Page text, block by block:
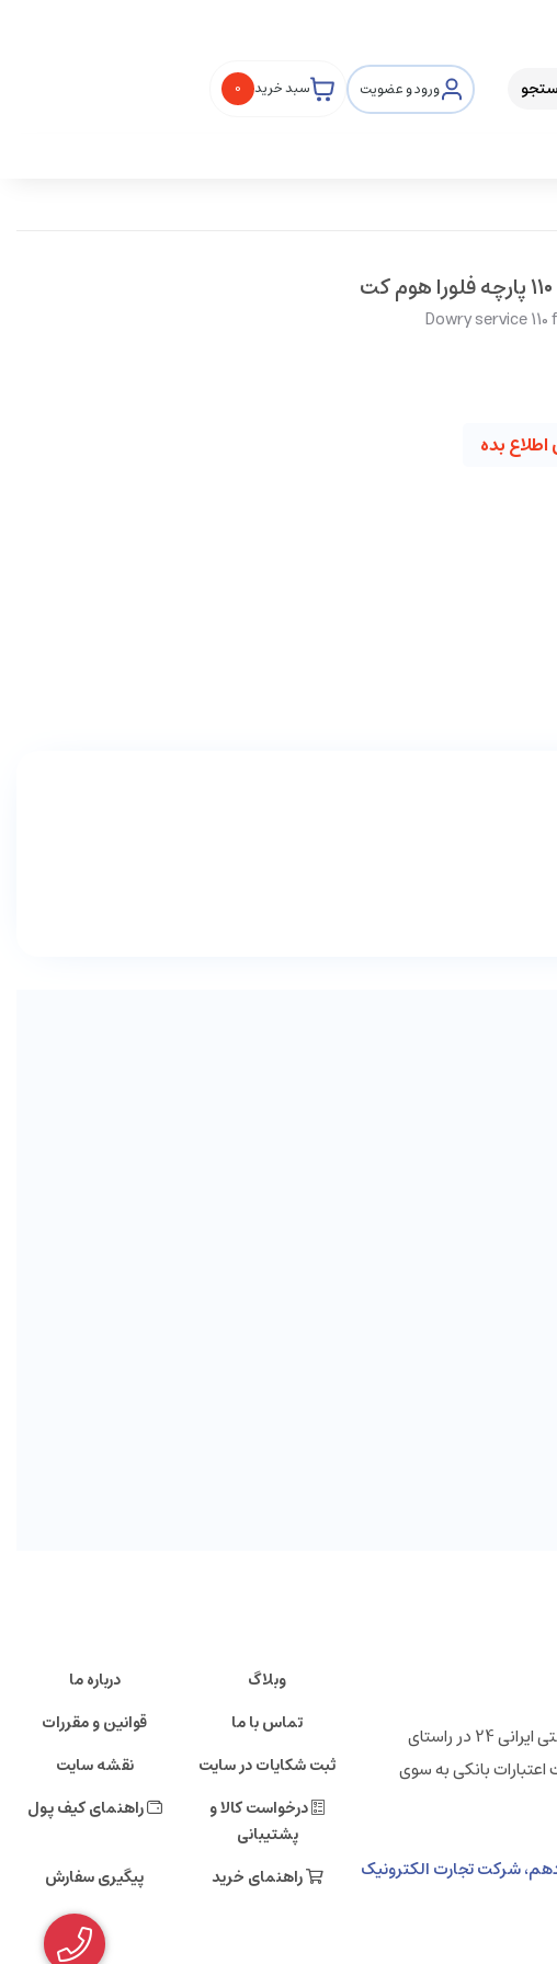
ورود و عضویت سبد خرید 0
Dowry service
بده
" فروشگاه اینترنتی ایرانی 24 "خانه تولید کنندگان پرتوان ایرانی ، شرکت تجارت الکترونیک دی صاحب امتیاز فروشگاه اینترنتی ایرانی 24 در راستای
بانکی به سوی
ساختمان گروه مالی دی، طبقه دهم، شرکت تجارت الکترونیک
وبلاگ
درباره ما
تماس با ما
قوانین و مقررات
ثبت شکایات در سایت
نقشه سایت
درخواست کالا و
پشتیبانی
راهنمای کیف پول
راهنمای خرید پیگیری سفارش